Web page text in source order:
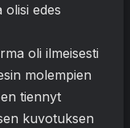
olisi edes
oli ilmeisesti
molempien
tiennyt
kuvotuksen